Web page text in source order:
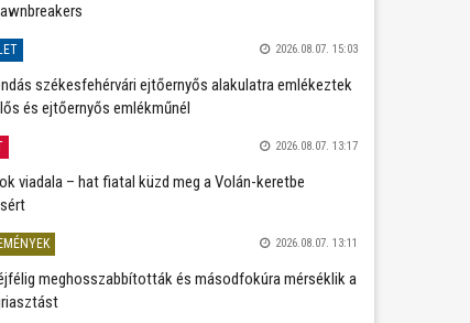
2026.08.07. 15:03
székesfehérvári ejtőernyős alakulatra emlékeztek
és ejtőernyős emlékműnél
2026.08.07. 13:17
viadala – hat fiatal küzd meg a Volán-keretbe
2026.08.07. 13:11
meghosszabbították és másodfokúra mérséklik a